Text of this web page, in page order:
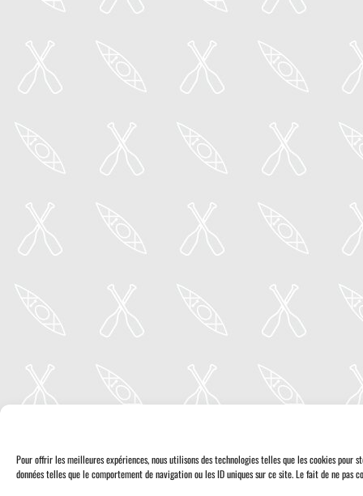
Pour offrir les meilleures expériences, nous utilisons des technologies telles que les cookies
données telles que le comportement de navigation ou les ID uniques sur ce site. Le fait de ne